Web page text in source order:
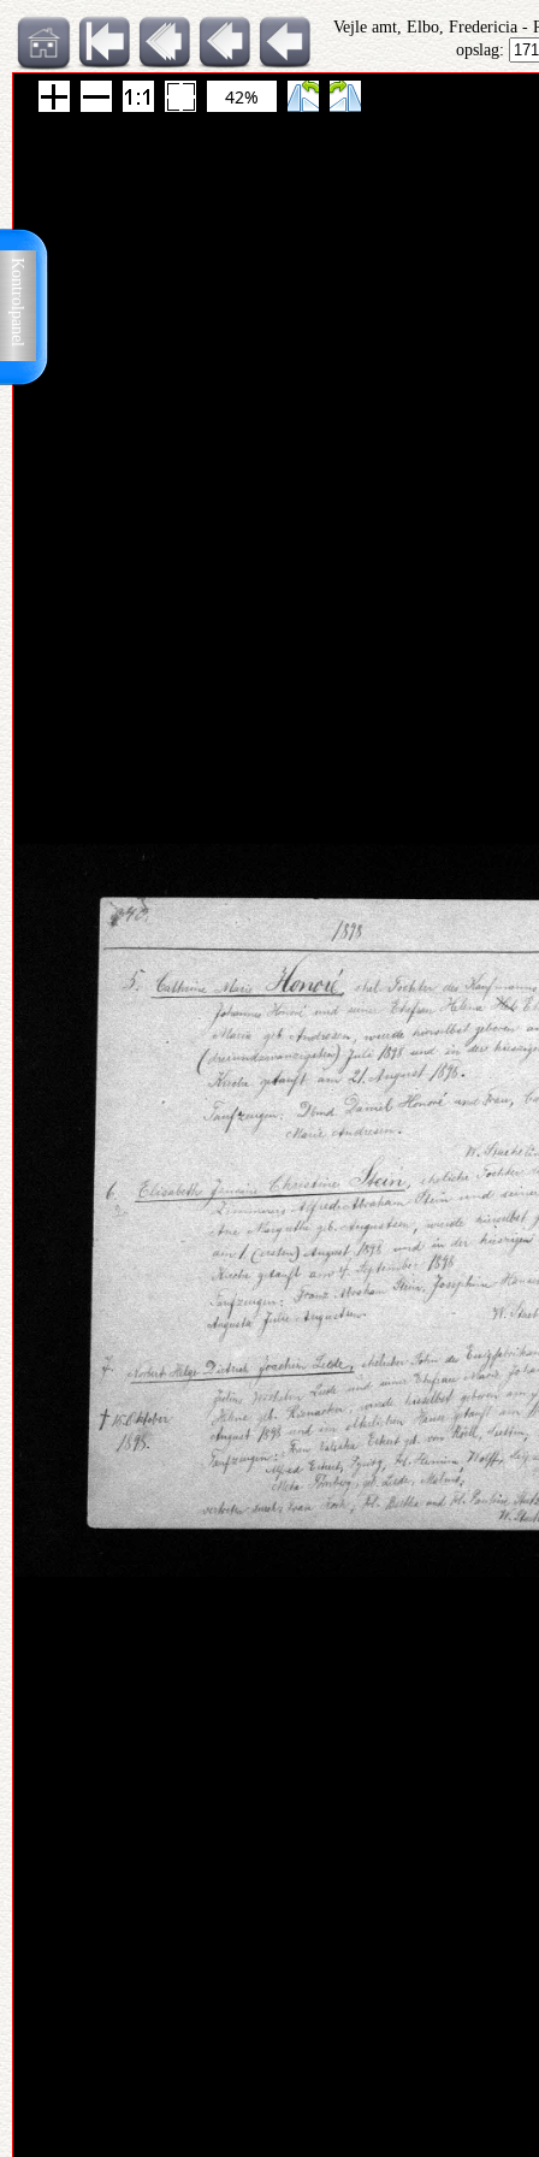
Kontrolpanel
Vejle amt, Elbo, Fredericia -
opslag:
42%